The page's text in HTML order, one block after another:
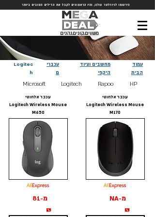
הירשמו לניוזלטר שלנו, והיו הראשונים לקבל את הדילים הטובים ביותר
משווים.קונים.נהנים
Logitec
h
עכברי
ם
מחשבים וציוד
היקפי
עמוד
הבית
Microsoft Logitech Rapoo HP
עכבר אלחוטי
Logitech Wireless Mouse
M650
מ-81
₪
עכבר אלחוטי
Logitech Wireless Mouse
M170
מ-NA
₪